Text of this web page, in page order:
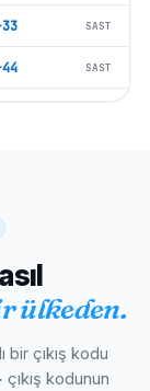
SAST
SAST
21
SAST
SAST
ülkeden.
çıkış kodu
çıkış kodunun